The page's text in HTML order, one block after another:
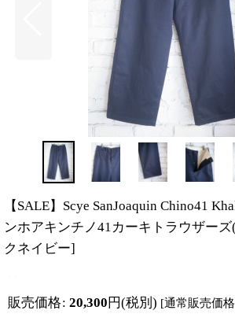
【SALE】Scye SanJoaquin Chino41
ンホアキンチノ41カーキトラウザーズ
クネイビー]
販売価格: 20,300 円(税別) [通常販売価格